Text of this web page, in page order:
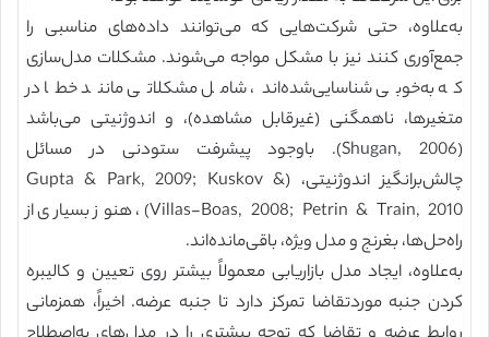
به‌علاوه، حتی شرکت‌هایی که می‌توانند داده‌های مناسبی را
جمع‌آوری کنند نیز با مشکل مواجه می‌شوند. مشکلات مدل‌سازی
که به‌خوبی شناسایی‌شده‌اند، شامل مشکلاتی مانند خطا در
متغیرها، ناهمگنی (غیرقابل مشاهده)، و اندوژنیتی می‌باشد
(Shugan, 2006). باوجود پیشرفت ستودنی در مسائل
چالش‌برانگیز اندوژنیتی، (Gupta & Park, 2009; Kuskov &
Villas-Boas, 2008; Petrin & Train, 2010)، هنوز بسیاری از
راه‌حل‌ها، بغرنج و مدل ویژه، باقی‌مانده‌اند.
به‌علاوه، ایجاد مدل بازاریابی معمولاً بیشتر روی تعیین و کالیبره
کردن جنبه موردتقاضا تمرکز دارد تا جنبه عرضه. اخیراً، همزمانی